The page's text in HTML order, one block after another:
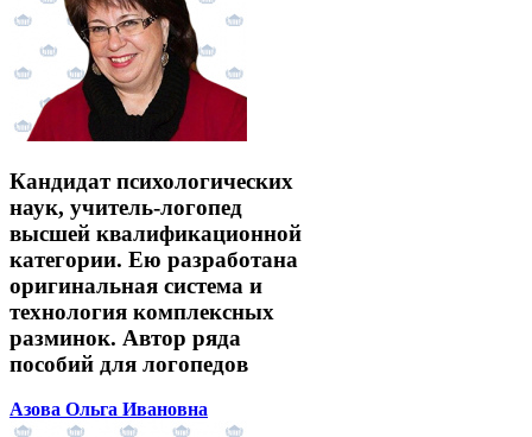
Кандидат психологических
наук, учитель-логопед
высшей квалификационной
категории. Ею разработана
оригинальная система и
технология комплексных
разминок. Автор ряда
пособий для логопедов
Азова Ольга Ивановна